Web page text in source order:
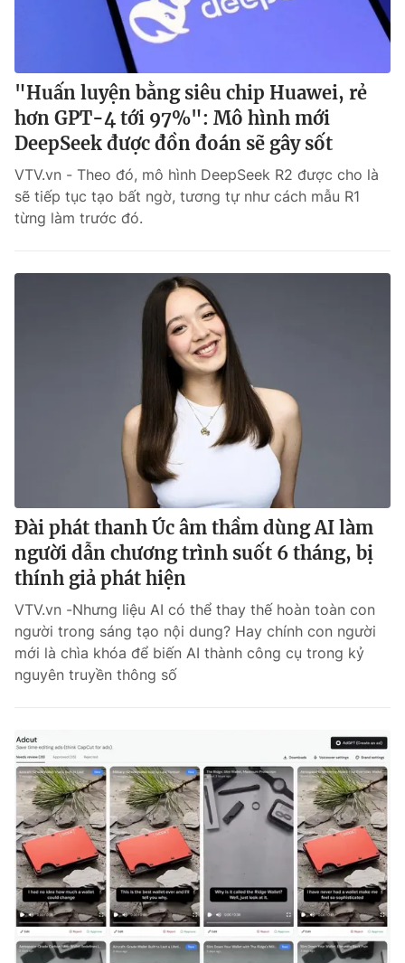
"Huấn luyện bằng siêu chip Huawei, rẻ
hơn GPT-4 tới 97%": Mô hình mới
DeepSeek được đồn đoán sẽ gây sốt
VTV.vn - Theo đó, mô hình DeepSeek R2 được cho là
sẽ tiếp tục tạo bất ngờ, tương tự như cách mẫu R1
từng làm trước đó.
Đài phát thanh Úc âm thầm dùng AI làm
người dẫn chương trình suốt 6 tháng, bị
thính giả phát hiện
VTV.vn -Nhưng liệu AI có thể thay thế hoàn toàn con
người trong sáng tạo nội dung? Hay chính con người
mới là chìa khóa để biến AI thành công cụ trong kỷ
nguyên truyền thông số